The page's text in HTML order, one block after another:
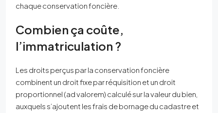
chaque conservation foncière.
Combien ça coûte,
l’immatriculation ?
Les droits perçus par la conservation foncière
combinent un droit fixe par réquisition et un droit
proportionnel (ad valorem) calculé sur la valeur du bien,
auxquels s’ajoutent les frais de bornage du cadastre et